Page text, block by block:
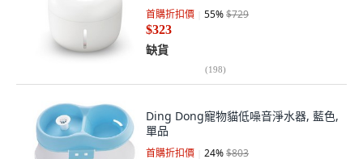
首購折扣價 55%$729
$323
缺貨
(198)
Ding Dong寵物貓低噪音淨水器, 藍色,
單品
首購折扣價 24%$803